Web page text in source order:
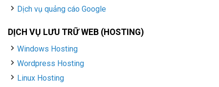
Dịch vụ quảng cáo Google
DỊCH VỤ LƯU TRỮ WEB (HOSTING)
Windows Hosting
Wordpress Hosting
Linux Hosting